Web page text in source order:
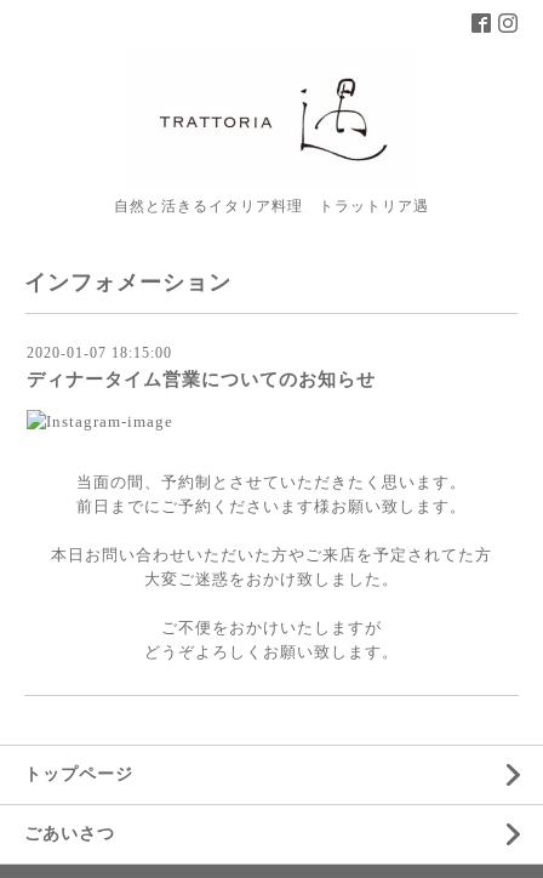
自然と活きるイタリア料理 トラットリア遇
インフォメーション
2020-01-07 18:15:00
ディナータイム営業についてのお知らせ
当面の間、予約制とさせていただきたく思います。
前日までにご予約くださいます様お願い致します。
本日お問い合わせいただいた方やご来店を予定されてた方
大変ご迷惑をおかけ致しました。
ご不便をおかけいたしますが
どうぞよろしくお願い致します。
トップページ
ごあいさつ